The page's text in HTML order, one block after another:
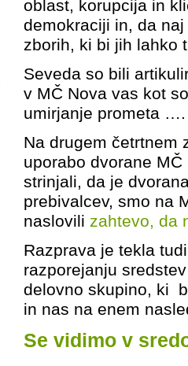
oblast, korupcija in
demokraciji in, da
zborih, ki bi jih lahko
Seveda so bili
v MČ Nova vas kot
umirjanje prometa ….
Na drugem četrtnem
uporabo dvorane
strinjali, da je
prebivalcev, smo na
naslovili zahtevo, da
Razprava je tekla
razporejanju
delovno skupino, ki
in nas na enem
Se vidimo v